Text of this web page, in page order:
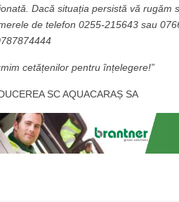
Dacă situația persistă vă rugăm
de telefon 0255-215643 sau
cetățenilor pentru înțelegere!”
SC AQUACARAȘ SA